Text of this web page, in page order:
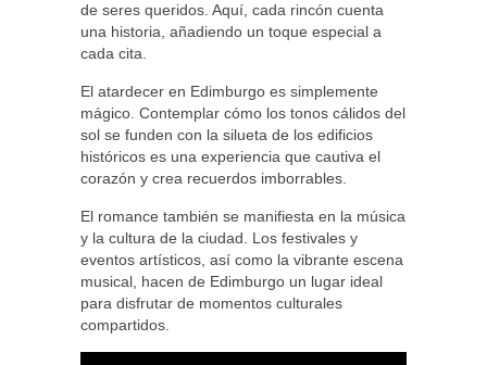
de seres queridos. Aquí, cada rincón cuenta
una historia, añadiendo un toque especial a
cada cita.
El atardecer en Edimburgo es simplemente
mágico. Contemplar cómo los tonos cálidos del
sol se funden con la silueta de los edificios
históricos es una experiencia que cautiva el
corazón y crea recuerdos imborrables.
El romance también se manifiesta en la música
y la cultura de la ciudad. Los festivales y
eventos artísticos, así como la vibrante escena
musical, hacen de Edimburgo un lugar ideal
para disfrutar de momentos culturales
compartidos.